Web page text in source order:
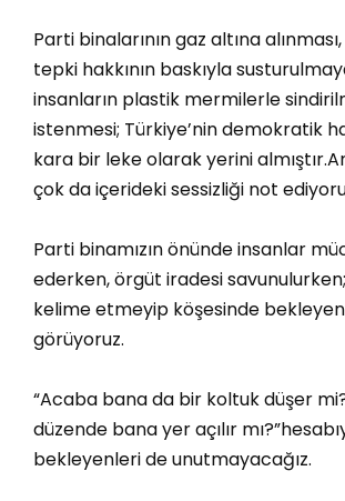
Parti binalarının gaz altına
tepki hakkının baskıyla
insanların plastik mermilerle
istenmesi; Türkiye’nin demokratik
kara bir leke olarak yerini
çok da içerideki sessizliği not
Parti binamızın önünde insanlar
ederken, örgüt iradesi
kelime etmeyip köşesinde
görüyoruz.
“Acaba bana da bir koltuk düşer
düzende bana yer açılır
bekleyenleri de unutmayacağız.